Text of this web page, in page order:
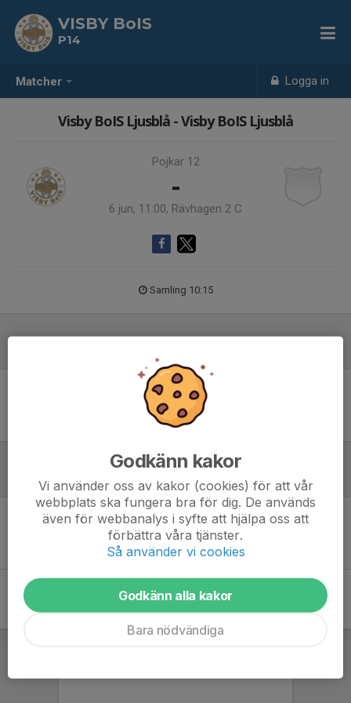
Matcher Logga in
VISBY BoIS
P14
Visby BoIS Ljusblå - Visby BoIS Ljusblå
Pojkar 12
-
6 jun, 11:00, Rävhagen 2 C
Samling 10:15
Ingen uppställning ifylld
Referat
Inget referat skrivet
Godkänn kakor
Vi använder oss av kakor (cookies) för att vår
webbplats ska fungera bra för dig. De används
även för webbanalys i syfte att hjälpa oss att
förbättra våra tjänster.
Så använder vi cookies
Godkänn alla kakor
Bara nödvändiga